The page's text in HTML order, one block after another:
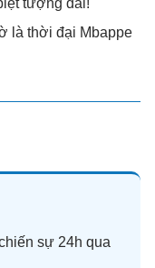
tượng đài!
là thời đại Mbappe
sự 24h qua